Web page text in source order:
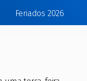
Feriados 2026